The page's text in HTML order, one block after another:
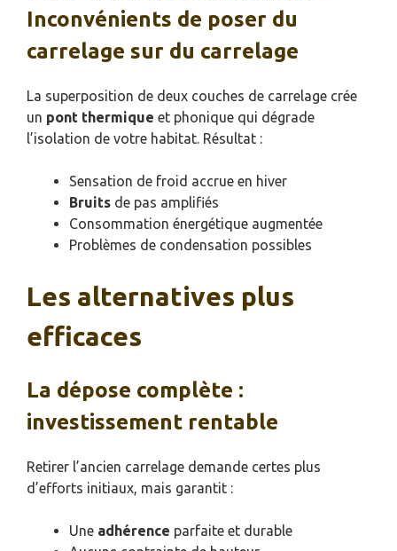
Inconvénients de poser du
carrelage sur du carrelage
La superposition de deux couches de carrelage crée
un pont thermique et phonique qui dégrade
l’isolation de votre habitat. Résultat :
Sensation de froid accrue en hiver
Bruits de pas amplifiés
Consommation énergétique augmentée
Problèmes de condensation possibles
Les alternatives plus
efficaces
La dépose complète :
investissement rentable
Retirer l’ancien carrelage demande certes plus
d’efforts initiaux, mais garantit :
Une adhérence parfaite et durable